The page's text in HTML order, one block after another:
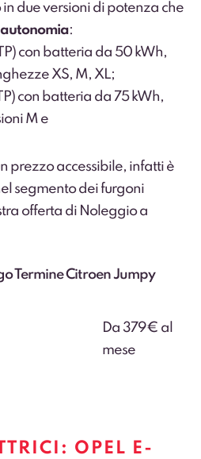
due versioni di potenza che
:
con batteria da 50 kWh,
XS, M, XL;
con batteria da 75 kWh,
M e
prezzo accessibile, infatti è
segmento dei furgoni
offerta di Noleggio a
Termine Citroen Jumpy
Da 379€ al
mese
OPEL E-